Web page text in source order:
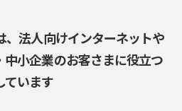
、法人向けインターネットや
中小企業のお客さまに役立つ
ています